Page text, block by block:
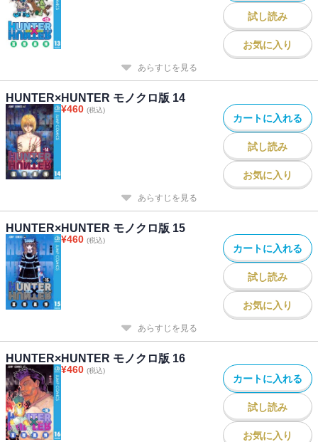
試し読み
お気に入り
あらすじを見る
HUNTER×HUNTER モノクロ版 14
¥460 (税込)
カートに入れる
試し読み
お気に入り
あらすじを見る
HUNTER×HUNTER モノクロ版 15
¥460 (税込)
カートに入れる
試し読み
お気に入り
あらすじを見る
HUNTER×HUNTER モノクロ版 16
¥460 (税込)
カートに入れる
試し読み
お気に入り